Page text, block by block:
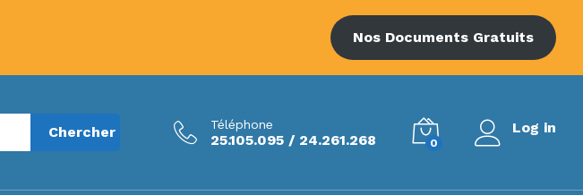
Nos Documents Gratuits
Chercher Téléphone
25.105.095 / 24.261.268 0
Log in